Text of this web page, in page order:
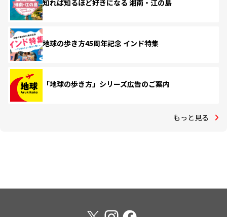
知れば知るほど好きになる 湘南・江の島
地球の歩き方45周年記念 インド特集
「地球の歩き方」シリーズ広告のご案内
もっと見る